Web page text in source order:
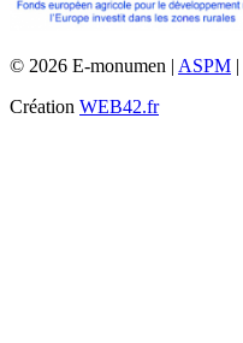
© 2026 E-monumen | ASPM |
Création WEB42.fr